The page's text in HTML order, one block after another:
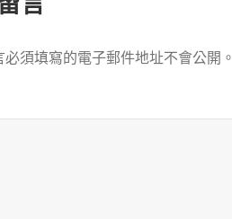
必須填寫的電子郵件地址不會公開。